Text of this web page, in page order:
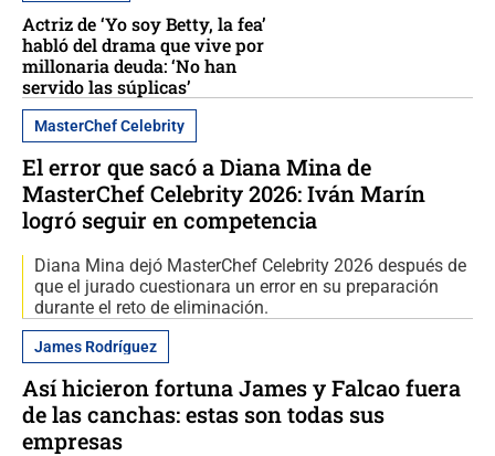
Actriz de ‘Yo soy Betty, la fea’
habló del drama que vive por
millonaria deuda: ‘No han
servido las súplicas’
MasterChef Celebrity
El error que sacó a Diana Mina de
MasterChef Celebrity 2026: Iván Marín
logró seguir en competencia
Diana Mina dejó MasterChef Celebrity 2026 después de
que el jurado cuestionara un error en su preparación
durante el reto de eliminación.
James Rodríguez
Así hicieron fortuna James y Falcao fuera
de las canchas: estas son todas sus
empresas